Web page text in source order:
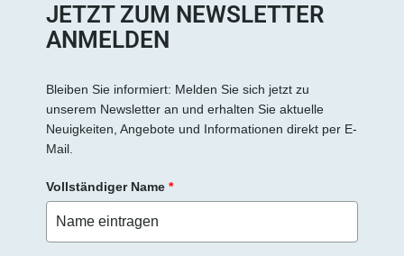
JETZT ZUM NEWSLETTER
ANMELDEN
Bleiben Sie informiert: Melden Sie sich jetzt zu
unserem Newsletter an und erhalten Sie aktuelle
Neuigkeiten, Angebote und Informationen direkt per E-
Mail.
Vollständiger Name *